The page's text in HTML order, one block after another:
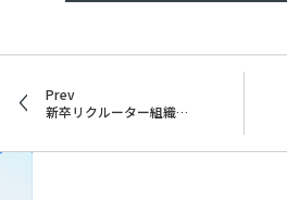
Prev
新卒リクルーター組織キックオフとトップメッセージ